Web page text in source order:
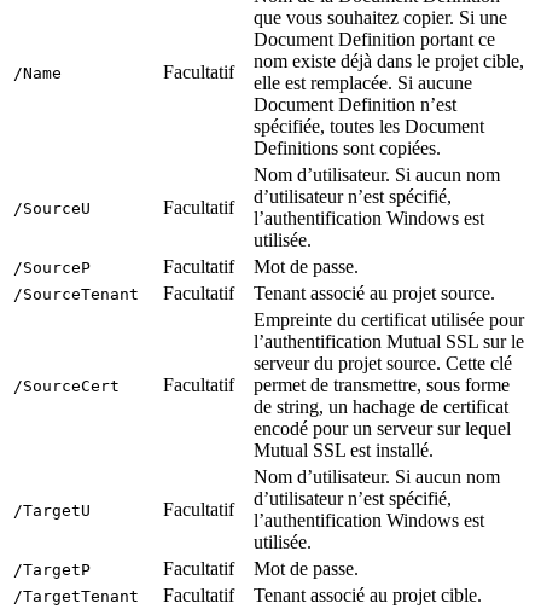
/Name Facultatif
que vous souhaitez copier. Si une
Document Definition portant ce
nom existe déjà dans le projet cible,
elle est remplacée. Si aucune
Document Definition n’est
spécifiée, toutes les Document
Definitions sont copiées.
/SourceU Facultatif
Nom d’utilisateur. Si aucun nom
d’utilisateur n’est spécifié,
l’authentification Windows est
utilisée.
/SourceP Facultatif Mot de passe.
/SourceTenant Facultatif Tenant associé au projet source.
/SourceCert Facultatif
Empreinte du certificat utilisée pour
l’authentification Mutual SSL sur le
serveur du projet source. Cette clé
permet de transmettre, sous forme
de string, un hachage de certificat
encodé pour un serveur sur lequel
Mutual SSL est installé.
/TargetU Facultatif
Nom d’utilisateur. Si aucun nom
d’utilisateur n’est spécifié,
l’authentification Windows est
utilisée.
/TargetP Facultatif Mot de passe.
/TargetTenant Facultatif Tenant associé au projet cible.